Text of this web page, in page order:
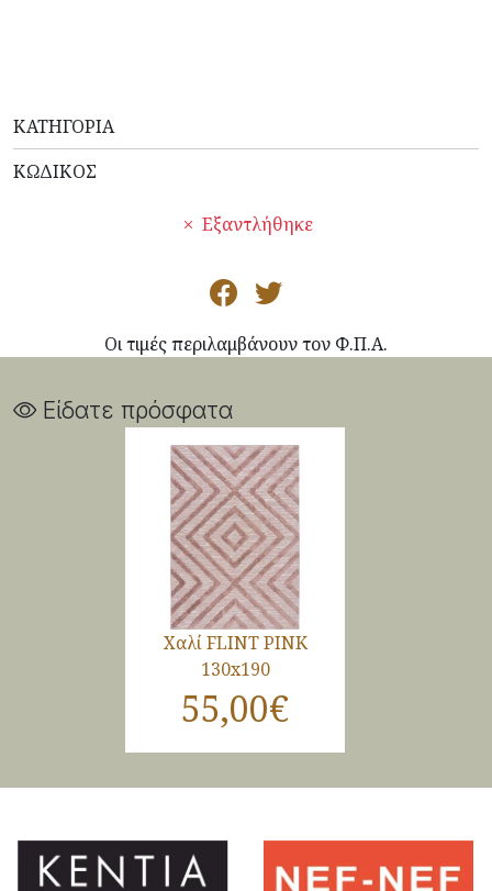
ΚΑΤΗΓΟΡΊΑ
ΚΩΔΙΚΌΣ
Εξαντλήθηκε
Οι τιμές περιλαμβάνουν τον Φ.Π.Α.
Είδατε πρόσφατα
Χαλί FLINT PINK
130x190
55,00€